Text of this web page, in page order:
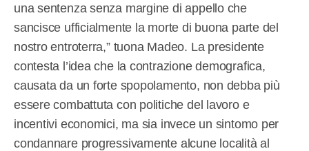
una sentenza senza margine di appello che
sancisce ufficialmente la morte di buona parte del
nostro entroterra,” tuona Madeo. La presidente
contesta l’idea che la contrazione demografica,
causata da un forte spopolamento, non debba più
essere combattuta con politiche del lavoro e
incentivi economici, ma sia invece un sintomo per
condannare progressivamente alcune località al